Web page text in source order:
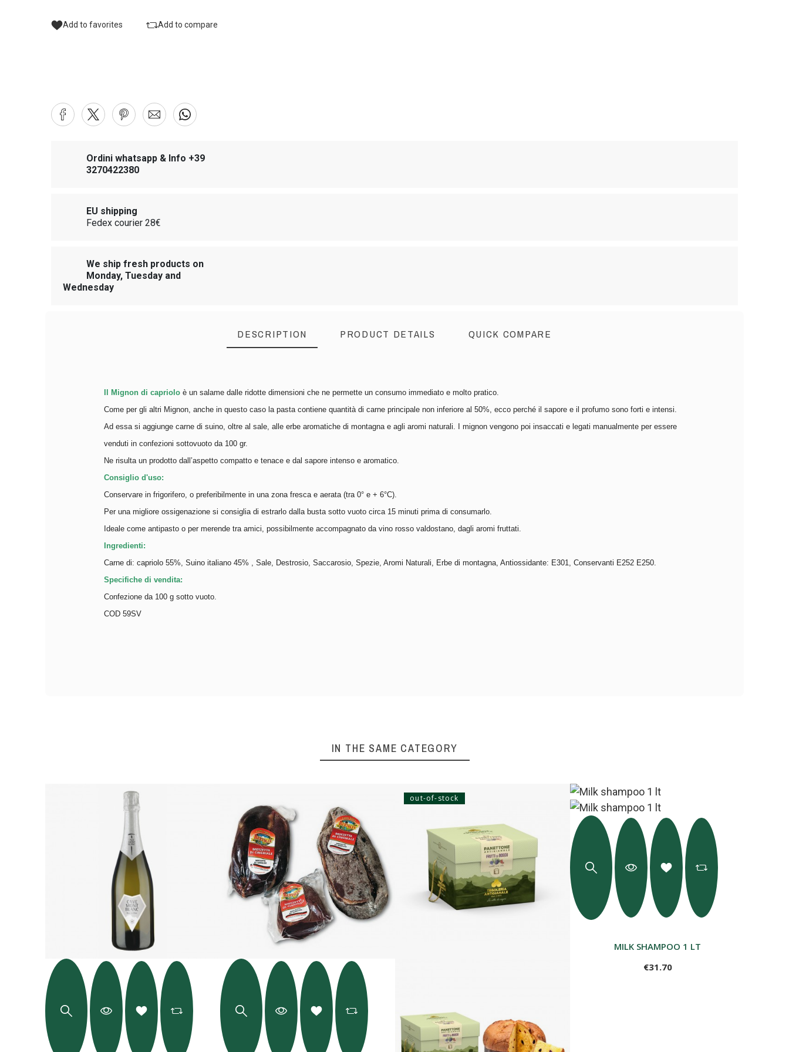
Add to favorites Add to compare
Ordini whatsapp & Info +39
3270422380
EU shipping
Fedex courier 28€
We ship fresh products on
Monday, Tuesday and
Wednesday
DESCRIPTION PRODUCT DETAILS QUICK COMPARE
Il Mignon di capriolo è un salame dalle ridotte dimensioni che ne permette un consumo immediato e molto pratico.
Come per gli altri Mignon, anche in questo caso la pasta contiene quantità di carne principale non inferiore al 50%, ecco perché il sapore e il profumo sono forti e intensi.
Ad essa si aggiunge carne di suino, oltre al sale, alle erbe aromatiche di montagna e agli aromi naturali. I mignon vengono poi insaccati e legati manualmente per essere
venduti in confezioni sottovuoto da 100 gr.
Ne risulta un prodotto dall’aspetto compatto e tenace e dal sapore intenso e aromatico.
Consiglio d'uso:
Conservare in frigorifero, o preferibilmente in una zona fresca e aerata (tra 0° e + 6°C).
Per una migliore ossigenazione si consiglia di estrarlo dalla busta sotto vuoto circa 15 minuti prima di consumarlo.
Ideale come antipasto o per merende tra amici, possibilmente accompagnato da vino rosso valdostano, dagli aromi fruttati.
Ingredienti:
Carne di: capriolo 55%, Suino italiano 45% , Sale, Destrosio, Saccarosio, Spezie, Aromi Naturali, Erbe di montagna, Antiossidante: E301, Conservanti E252 E250.
Specifiche di vendita:
Confezione da 100 g sotto vuoto.
COD 59SV
IN THE SAME CATEGORY
out-of-stock
MILK SHAMPOO 1 LT
€31.70